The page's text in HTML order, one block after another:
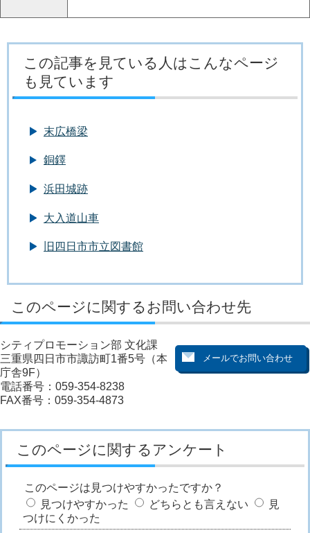
この記事を見ている人はこんなページ
も見ています
末広橋梁
銅鐸
浜田城跡
大入道山車
旧四日市市立図書館
このページに関するお問い合わせ先
シティプロモーション部 文化課
三重県四日市市諏訪町1番5号（本
庁舎9F）
電話番号：059-354-8238
FAX番号：059-354-4873
このページに関するアンケート
このページは見つけやすかったですか？
見つけやすかった
どちらとも言えない
見
つけにくかった